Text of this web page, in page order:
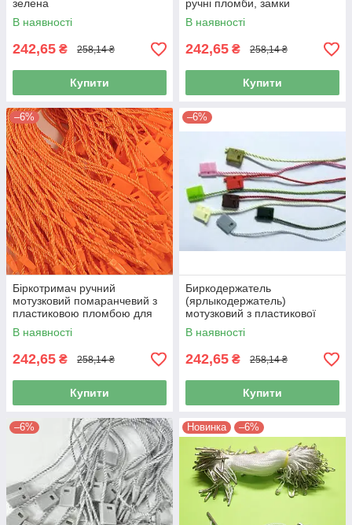
зелена
В наявності
242,65 ₴ 258,14 ₴
Купити
ручні пломби, замки
В наявності
242,65 ₴ 258,14 ₴
Купити
–6%
Біркотримач ручний
мотузковий помаранчевий з
пластиковою пломбою для
етикеток
В наявності
242,65 ₴ 258,14 ₴
Купити
–6%
Биркодержатель
(ярлыкодержатель)
мотузковий з пластикової
пломбою
В наявності
242,65 ₴ 258,14 ₴
Купити
–6% Новинка –6%